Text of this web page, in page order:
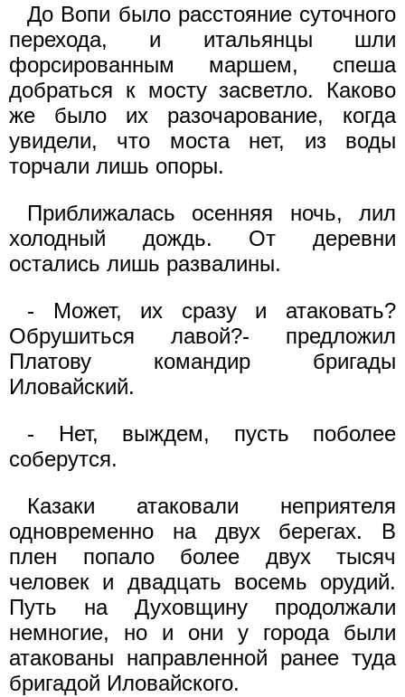
До Вопи было расстояние суточного
перехода, и итальянцы шли
форсированным маршем, спеша
добраться к мосту засветло. Каково
же было их разочарование, когда
увидели, что моста нет, из воды
торчали лишь опоры.
Приближалась осенняя ночь, лил
холодный дождь. От деревни
остались лишь развалины.
- Может, их сразу и атаковать?
Обрушиться лавой?- предложил
Платову командир бригады
Иловайский.
- Нет, выждем, пусть поболее
соберутся.
Казаки атаковали неприятеля
одновременно на двух берегах. В
плен попало более двух тысяч
человек и двадцать восемь орудий.
Путь на Духовщину продолжали
немногие, но и они у города были
атакованы направленной ранее туда
бригадой Иловайского.